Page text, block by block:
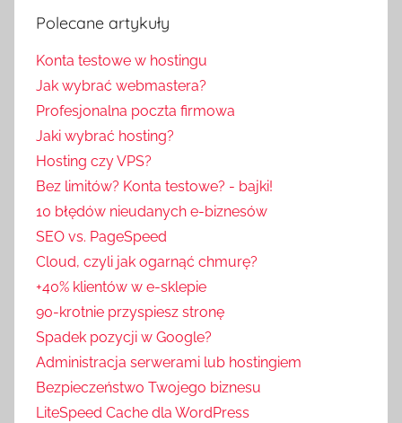
Polecane artykuły
Konta testowe w hostingu
Jak wybrać webmastera?
Profesjonalna poczta firmowa
Jaki wybrać hosting?
Hosting czy VPS?
Bez limitów? Konta testowe? - bajki!
10 błędów nieudanych e-biznesów
SEO vs. PageSpeed
Cloud, czyli jak ogarnąć chmurę?
+40% klientów w e-sklepie
90-krotnie przyspiesz stronę
Spadek pozycji w Google?
Administracja serwerami lub hostingiem
Bezpieczeństwo Twojego biznesu
LiteSpeed Cache dla WordPress